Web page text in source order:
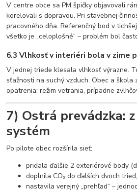
V centre obce sa PM špičky objavovali
korelovali s dopravou. Pri stavebnej
pracovného dňa. Referenčný bod v
všetko je „celoplošné“ – problém bol
6.3 Vlhkosť v interiéri bola v zime
V jednej triede klesala vlhkosť výrazne.
sťažnosti na suchý vzduch. Obec a škola
opatrenia: režim vetrania, prípadne
7) Ostrá prevádzka:
systém
Po pilote obec rozšírila sieť:
pridala ďalšie 2 exteriérové body
doplnila CO₂ do ďalších dvoch tried,
nastavila verejný „prehľad“ –